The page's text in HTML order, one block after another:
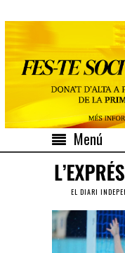
Menú
EL DIARI